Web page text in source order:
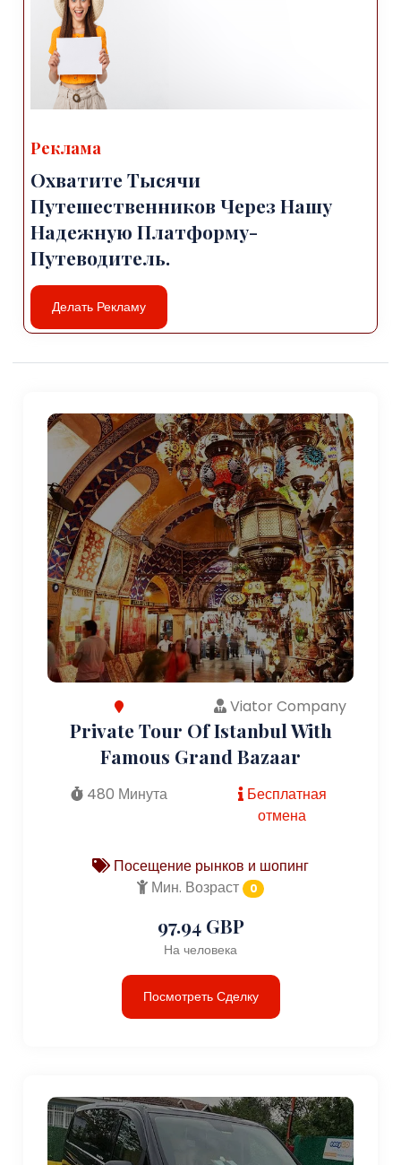
Реклама
Охватите Тысячи
Путешественников Через Нашу
Надежную Платформу-
Путеводитель.
Делать Рекламу
Viator Company
Private Tour Of Istanbul With
Famous Grand Bazaar
480 Минута
Бесплатная
отмена
Посещение рынков и шопинг
Мин. Возраст
0
97.94 GBP
На человека
Посмотреть Сделку